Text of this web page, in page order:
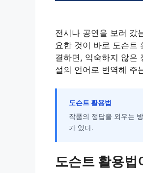
전시나 공연을 보러 갔
요한 것이 바로 도슨트
결하면, 익숙하지 않은
설의 언어로 번역해 주
도슨트 활용법
작품의 정답을 외우는
가 있다.
도슨트 활용법